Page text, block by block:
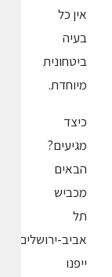
אין כל
בעיה
ביטחונית
מיוחדת.
כיצד
מגיעים?
הבאים
מכביש
תל
אביב-ירושלים
ייפנו